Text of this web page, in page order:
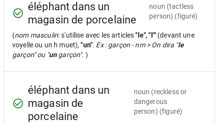
éléphant dans un
magasin de porcelaine
noun (tactless
person) (figuré)
(nom masculin: s'utilise avec les articles"le", "l'" (devant une
voyelle ou un h muet),"un". Ex : garçon - nm > On dira "le
garçon" ou "ungarçon". )
éléphant dans un
magasin de
porcelaine
noun (reckless or
dangerous
person) (figuré)